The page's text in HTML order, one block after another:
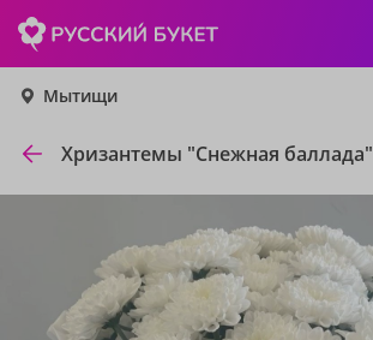
Мытищи
Хризантемы "Снежная баллада"